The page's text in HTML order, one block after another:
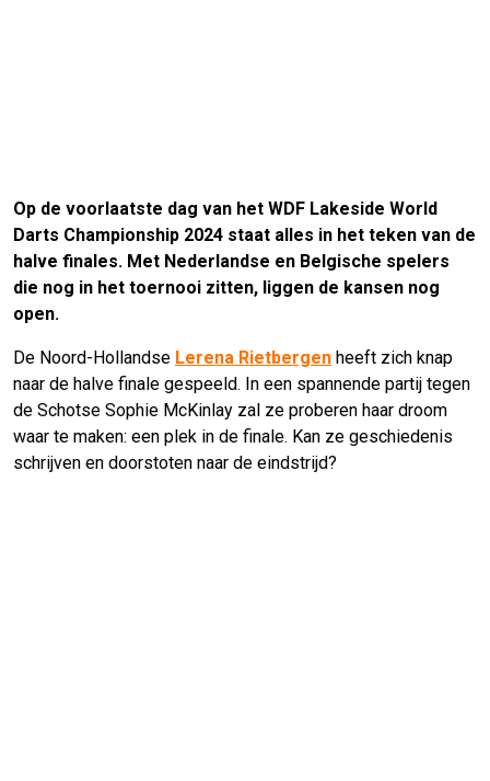
Op de voorlaatste dag van het WDF Lakeside World
Darts Championship 2024 staat alles in het teken van de
halve finales. Met Nederlandse en Belgische spelers
die nog in het toernooi zitten, liggen de kansen nog
open.
De Noord-Hollandse Lerena Rietbergen heeft zich knap
naar de halve finale gespeeld. In een spannende partij tegen
de Schotse Sophie McKinlay zal ze proberen haar droom
waar te maken: een plek in de finale. Kan ze geschiedenis
schrijven en doorstoten naar de eindstrijd?